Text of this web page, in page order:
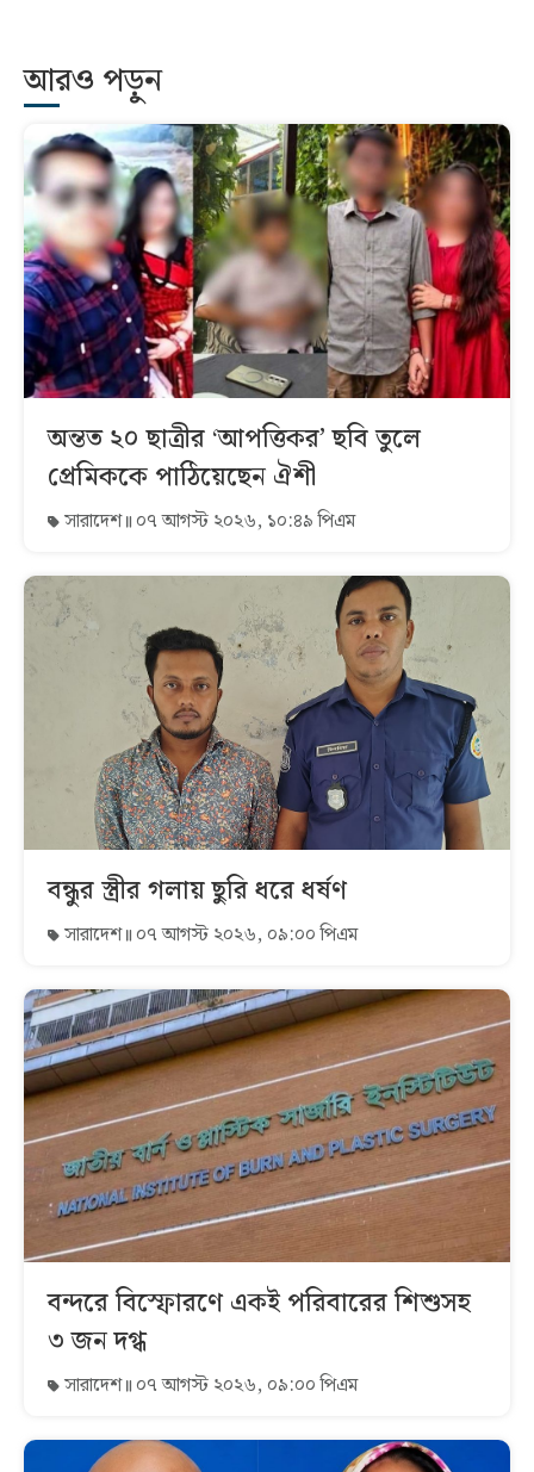
আরও পড়ুন
অন্তত ২০ ছাত্রীর ‘আপত্তিকর’ ছবি তুলে
প্রেমিককে পাঠিয়েছেন ঐশী
সারাদেশ ০৭ আগস্ট ২০২৬, ১০:৪৯ পিএম
বন্ধুর স্ত্রীর গলায় ছুরি ধরে ধর্ষণ
সারাদেশ ০৭ আগস্ট ২০২৬, ০৯:০০ পিএম
বন্দরে বিস্ফোরণে একই পরিবারের শিশুসহ
৩ জন দগ্ধ
সারাদেশ ০৭ আগস্ট ২০২৬, ০৯:০০ পিএম